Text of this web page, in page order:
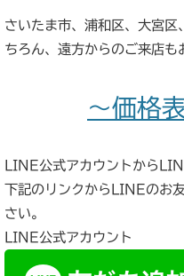
さいたま市、浦和区、大宮区
ちろん、遠方からのご来店も
～価格
LINE公式アカウントから
下記のリンクからLINEのお
さい。
LINE公式アカウント